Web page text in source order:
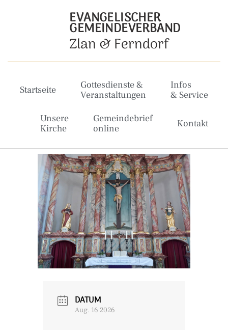
EVANGELISCHER
GEMEINDEVERBAND
Zlan & Ferndorf
Startseite
Gottesdienste &
Veranstaltungen
Infos
& Service
Unsere
Kirche
Gemeindebrief
online
Kontakt
DATUM
Aug. 16 2026